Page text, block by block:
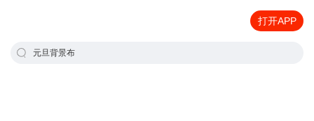
打开APP
元旦背景布